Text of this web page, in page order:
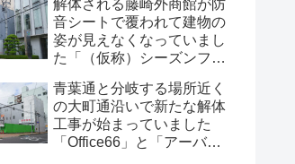
解体工事」・2026年8月
解体される藤崎外商館が防
音シートで覆われて建物の
姿が見えなくなっていまし
た「（仮称）シーズンフラ
2026年8月
青葉通と分岐する場所近く
の大町通沿いで新たな解体
工事が始まっていました
「Office66」と「アーバン